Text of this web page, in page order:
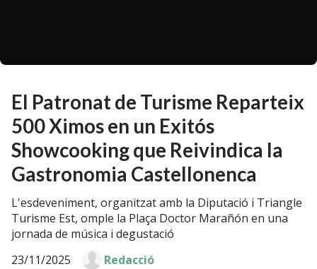
El Patronat de Turisme Reparteix
500 Ximos en un Exitós
Showcooking que Reivindica la
Gastronomia Castellonenca
L'esdeveniment, organitzat amb la Diputació i Triangle
Turisme Est, omple la Plaça Doctor Marañón en una
jornada de música i degustació
23/11/2025
Redacció